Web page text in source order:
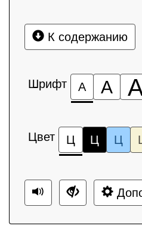
К содержанию
Шрифт А А
Цвет Ц Ц Ц